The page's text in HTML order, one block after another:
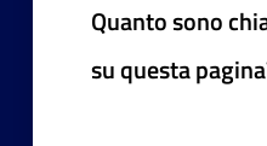
Quanto sono
su questa